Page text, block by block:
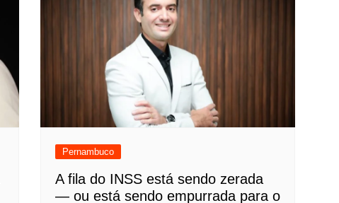
Pernambuco
A fila do INSS está sendo zerada
— ou está sendo empurrada para o